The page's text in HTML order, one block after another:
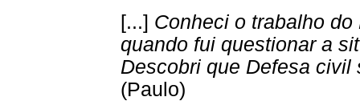
[...] Conheci o trabalho
quando fui questionar a
Descobri que Defesa
(Paulo)